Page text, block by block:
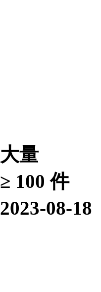
大量
≥ 100 件
2023-08-18